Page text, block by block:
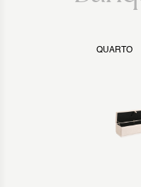
QUARTO